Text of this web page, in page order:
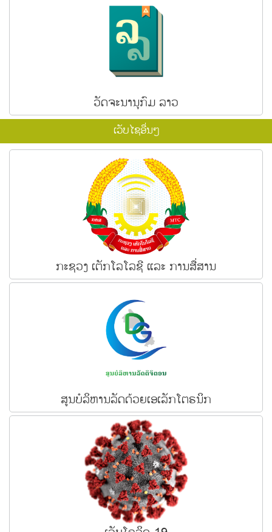
ວັດຈະນານຸກົມ ລາວ
ເວັບໄຊອື່ນໆ
ກະຊວງ ເຕັກໂລໂລຊີ ແລະ ການສື່ສານ
ສູນບໍລິຫານລັດດ້ວຍເອເລັກໂຕຣນິກ